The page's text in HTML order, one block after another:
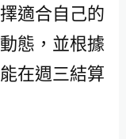
適合自己的
態，並根據
在週三結算